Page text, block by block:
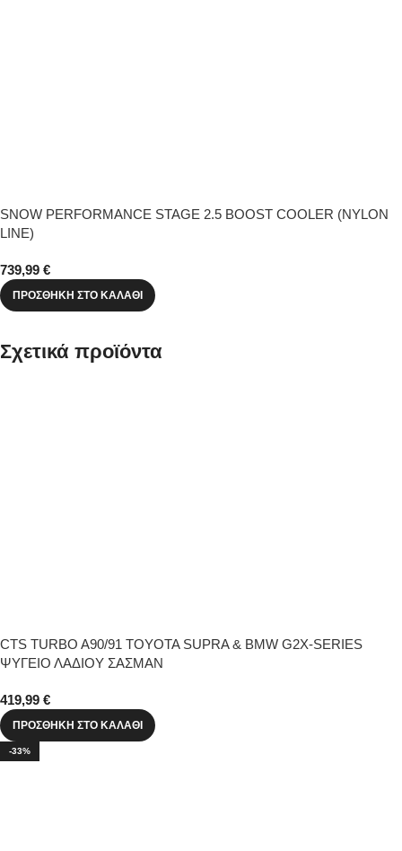
SNOW PERFORMANCE STAGE 2.5 BOOST COOLER (NYLON
LINE)
739,99 €
ΠΡΟΣΘΉΚΗ ΣΤΟ ΚΑΛΆΘΙ
Σχετικά προϊόντα
CTS TURBO A90/91 TOYOTA SUPRA & BMW G2X-SERIES
ΨΥΓΕΙΟ ΛΑΔΙΟΥ ΣΑΣΜΑΝ
419,99 €
ΠΡΟΣΘΉΚΗ ΣΤΟ ΚΑΛΆΘΙ
-33%